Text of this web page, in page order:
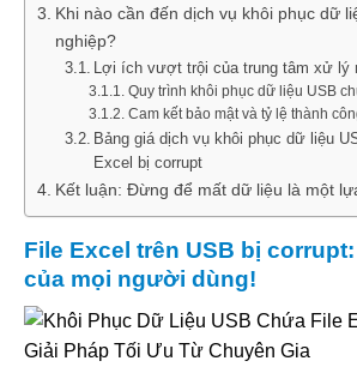
Khi nào cần đến dịch vụ khôi phục dữ
nghiệp?
Lợi ích vượt trội của trung tâm xử lý
Quy trình khôi phục dữ liệu USB
Cam kết bảo mật và tỷ lệ thành
Bảng giá dịch vụ khôi phục dữ liệu
Excel bị corrupt
Kết luận: Đừng để mất dữ liệu là một
File Excel trên USB bị
của mọi người dùng!